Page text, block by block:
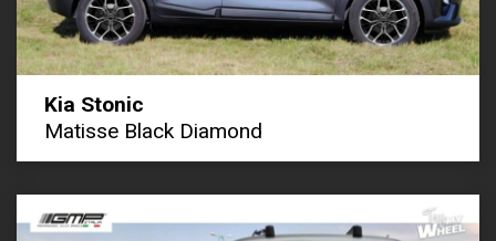
Kia Stonic
Matisse Black Diamond